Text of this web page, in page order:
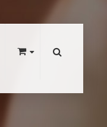
¿Que buscas?